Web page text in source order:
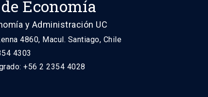
Economía
y Administración UC
4860, Macul. Santiago, Chile
4303
+56 2 2354 4028